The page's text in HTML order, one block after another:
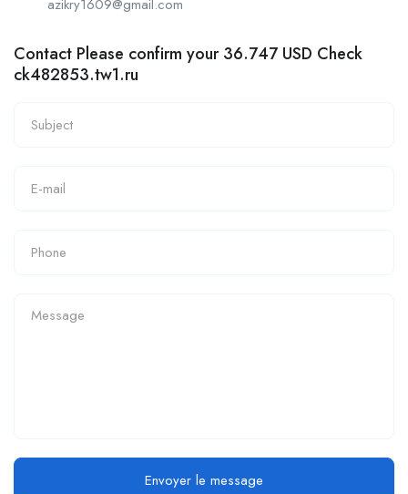
azikry1609@gmail.com
Contact Please confirm your 36.747 USD Check
ck482853.tw1.ru
Envoyer le message